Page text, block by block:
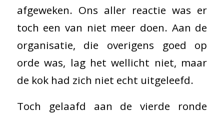
afgeweken. Ons aller reactie was er
toch een van niet meer doen. Aan de
organisatie, die overigens goed op
orde was, lag het wellicht niet, maar
de kok had zich niet echt uitgeleefd.
Toch gelaafd aan de vierde ronde